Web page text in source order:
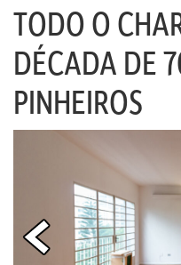
TODO O
DÉCADA DE
PINHEIROS